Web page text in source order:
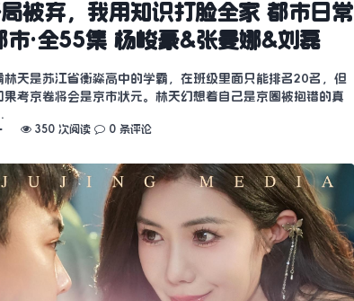
被弃，我用知识打脸全家 都市日常
市·全55集 杨峻豪&张曼娜&刘磊
林天是苏江省衡淼高中的学霸，在班级里面只能排名20名，但
果考京卷将会是京市状元。林天幻想着自己是京圈被抱错的真
350 次阅读 0 条评论